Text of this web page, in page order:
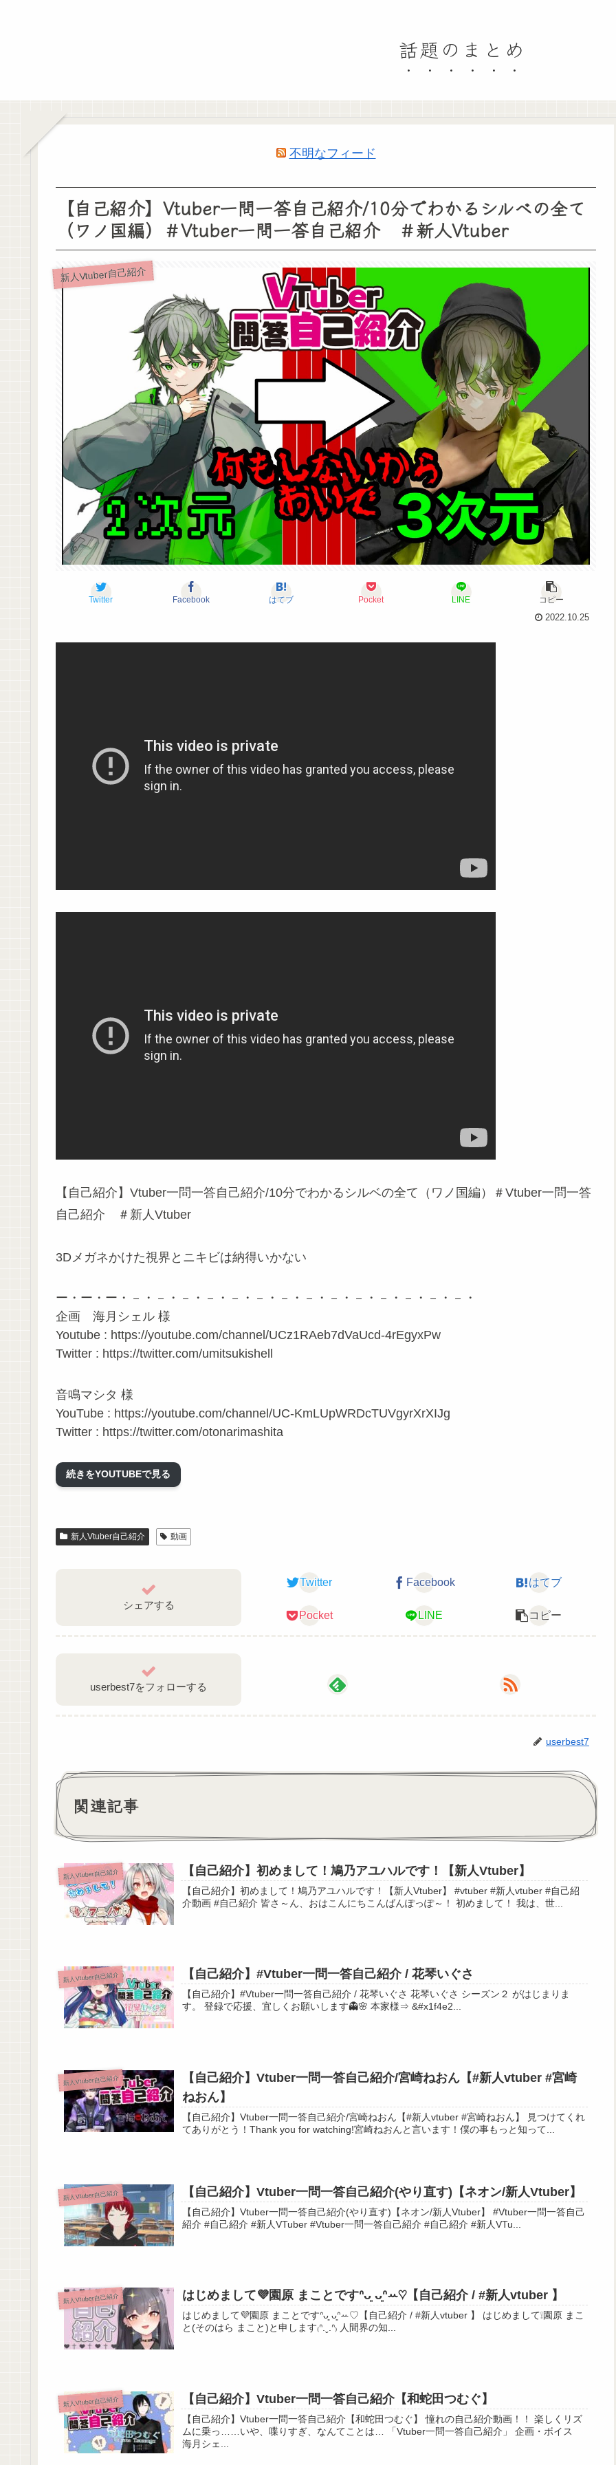
話題のまとめ
不明なフィード
【自己紹介】Vtuber一問一答自己紹介/10分でわかるシルベの全て
（ワノ国編）＃Vtuber一問一答自己紹介 ＃新人Vtuber
新人Vtuber自己紹介
Twitter Facebook はてブ Pocket LINE
コピー
2022.10.25
【自己紹介】Vtuber一問一答自己紹介/10分でわかるシルベの全て（ワノ国編）＃Vtuber一問一答
自己紹介 ＃新人Vtuber
3Dメガネかけた視界とニキビは納得いかない
ー・ー・ー・－・－・－・－・－・－・－・－・－・－・－・－・－・－・
企画 海月シェル 様
Youtube : https://youtube.com/channel/UCz1RAeb7dVaUcd-4rEgyxPw
Twitter : https://twitter.com/umitsukishell
音鳴マシタ 様
YouTube : https://youtube.com/channel/UC-KmLUpWRDcTUVgyrXrXIJg
Twitter : https://twitter.com/otonarimashita
一問一答自己紹介 動画
使わせていただき ありがとうございました。
ー・－・－・－・－・－・－・－・－・－・－・－・－・－・－・－・－・
カオスの生みの親 シルベ 様
YouTube : https://youtube.com/channel/UCXQ-4LxQyTBHpvNY41w53w
続きをYOUTUBEで見る
新人Vtuber自己紹介 動画
シェアする
Twitter Facebook はてブ
Pocket LINE コピー
userbest7をフォローする
userbest7
関連記事
新人Vtuber自己紹介 【自己紹介】初めまして！鳩乃アユハルです！【新人Vtuber】
【自己紹介】初めまして！鳩乃アユハルです！【新人Vtuber】 #vtuber #新人vtuber #自己紹
介動画 #自己紹介 皆さ～ん、おはこんにちこんばんぽっぽ～！ 初めまして！ 我は、世...
新人Vtuber自己紹介 【自己紹介】#Vtuber一問一答自己紹介 / 花琴いぐさ
【自己紹介】#Vtuber一問一答自己紹介 / 花琴いぐさ 花琴いぐさ シーズン２ がはじまりま
す。 登録で応援、宜しくお願いします👻🌸 本家様⇒ &#x1f4e2...
新人Vtuber自己紹介
【自己紹介】Vtuber一問一答自己紹介/宮崎ねおん【#新人vtuber #宮崎
ねおん】
【自己紹介】Vtuber一問一答自己紹介/宮崎ねおん【#新人vtuber #宮崎ねおん】 見つけてくれ
てありがとう！Thank you for watching!宮崎ねおんと言います！僕の事もっと知って...
新人Vtuber自己紹介 【自己紹介】Vtuber一問一答自己紹介(やり直す)【ネオン/新人Vtuber】
【自己紹介】Vtuber一問一答自己紹介(やり直す)【ネオン/新人Vtuber】 #Vtuber一問一答自己
紹介 #自己紹介 #新人VTuber #Vtuber一問一答自己紹介 #自己紹介 #新人VTu...
新人Vtuber自己紹介 はじめまして💜園原 まことですᐢᴗ͈ ᴗ͈ᐢꕀ♡【自己紹介 / #新人vtuber 】
はじめまして💜園原 まことですᐢᴗ͈ ᴗ͈ᐢꕀ♡【自己紹介 / #新人vtuber 】 はじめまして❕園原 まこ
と(そのはら まこと)と申します₍ᐢ.ˬ.ᐢ₎ 人間界の知...
新人Vtuber自己紹介 【自己紹介】Vtuber一問一答自己紹介【和蛇田つむぐ】
【自己紹介】Vtuber一問一答自己紹介【和蛇田つむぐ】 憧れの自己紹介動画！！ 楽しくリズ
ムに乗っ……いや、喋りすぎ、なんてことは… 「Vtuber一問一答自己紹介」 企画・ボイス
海月シェ...